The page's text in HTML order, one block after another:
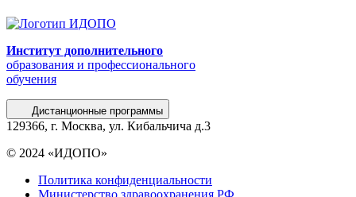
Институт дополнительного
образования и профессионального
обучения
Дистанционные программы
129366, г. Москва, ул. Кибальчича д.3
© 2024 «ИДОПО»
Политика конфиденциальности
Министерство здравоохранения РФ